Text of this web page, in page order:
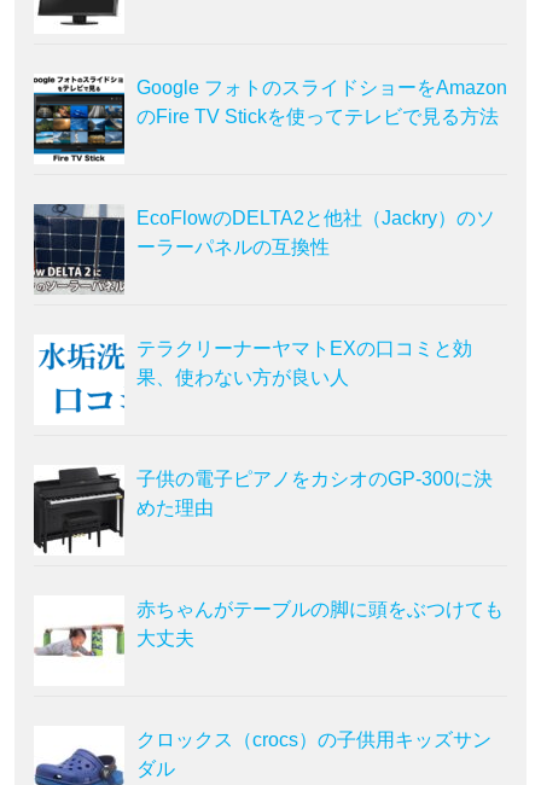
Google フォトのスライドショーをAmazon
のFire TV Stickを使ってテレビで見る方法
EcoFlowのDELTA2と他社（Jackry）のソ
ーラーパネルの互換性
テラクリーナーヤマトEXの口コミと効
果、使わない方が良い人
子供の電子ピアノをカシオのGP-300に決
めた理由
赤ちゃんがテーブルの脚に頭をぶつけても
大丈夫
クロックス（crocs）の子供用キッズサン
ダル